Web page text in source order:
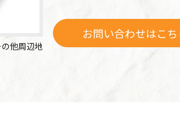
他周辺地
お問い合わせはこ